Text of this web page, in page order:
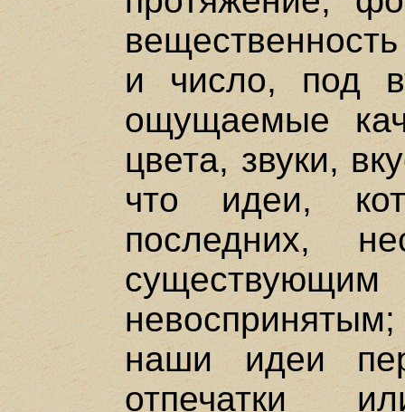
и число, под
ощущаемые
цвета, звуки,
что идеи,
последних,
наши идеи
отпечатки